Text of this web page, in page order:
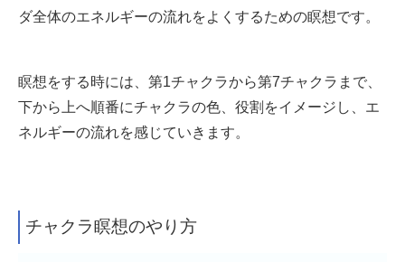
ダ全体のエネルギーの流れをよくするための瞑想です。
瞑想をする時には、第1チャクラから第7チャクラまで、
下から上へ順番にチャクラの色、役割をイメージし、エ
ネルギーの流れを感じていきます。
チャクラ瞑想のやり方